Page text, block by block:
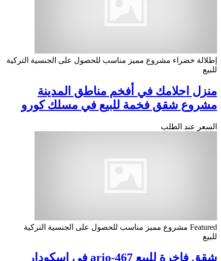
إطلالة خضراء مشروع مميز مناسب للحصول على الجنسية التركية
للبيع
منزل احلامك في أفخم مناطق المدينة
مشروع شقق فخمة للبيع في مسلك كورو
السعر عند الطلب
Featured مشروع مميز مناسب للحصول على الجنسية التركية
للبيع
شقق فاخرة للبيع ario-467 في اسكودار